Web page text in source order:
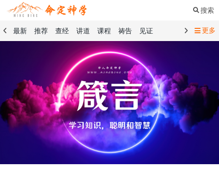
搜索
最新 推荐 查经 讲道 课程 祷告
见证
命定奉献 命定神学
查经精选 讲道精选
课程精选
101课程 创世记 马太福音
传道书
洗礼礼文
圣餐礼文 01 创世记
02 出埃及记
03 利未记
04 民数记 05 申命记
06 约书亚记
07 士师记
08 路得记
09 撒母耳记上
10 撒母耳记下
11 列王纪上
12 列王纪下
16 尼希米记 17 以斯帖记
19 诗篇
20 箴言 21 传道书
23 以赛亚书
更多